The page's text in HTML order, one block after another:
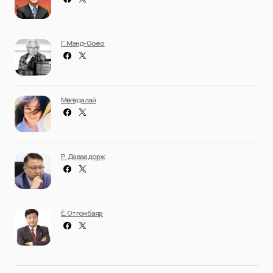
Г. Мэнд-Ооёо
Мөнгөндалай
Р. Даваадорж
Ё. Отгонбаяр